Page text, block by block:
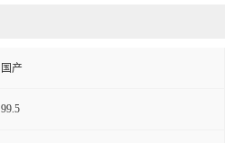
国产
99.5